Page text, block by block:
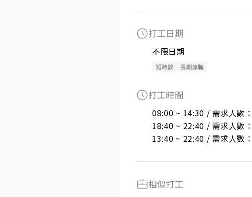
打工日期
不限日期
短時數 長期兼職
打工時間
08:00 ~ 14:30 / 需求人數
18:40 ~ 22:40 / 需求人數
13:40 ~ 22:40 / 需求人數
相似打工